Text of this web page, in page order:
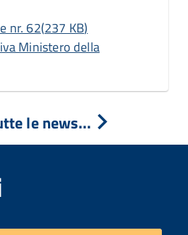
nr. 62(237 KB)
Ministero della
le news...